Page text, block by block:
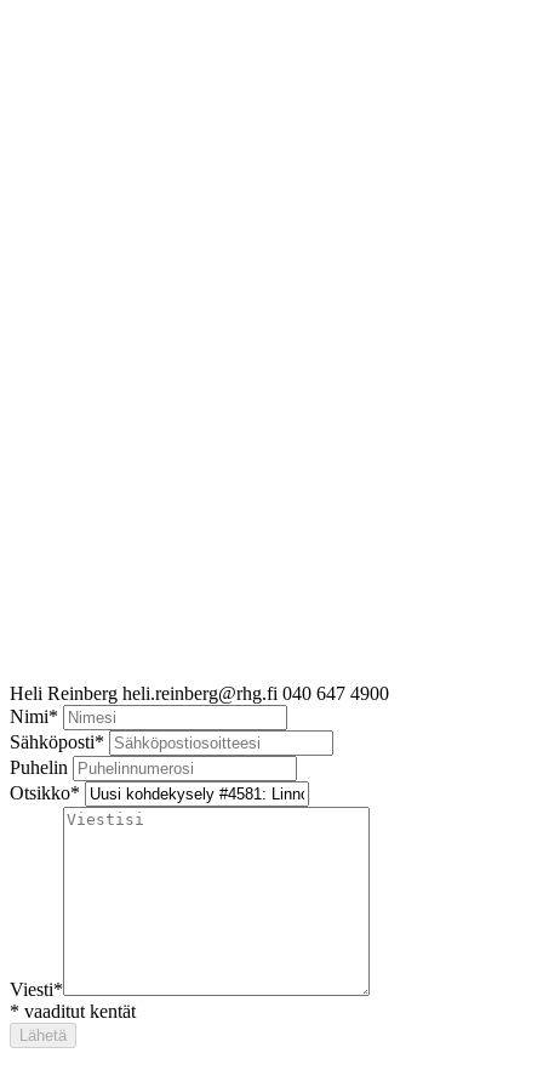
Heli Reinberg heli.reinberg@rhg.fi 040 647 4900
Nimi*
Sähköposti*
Puhelin
Otsikko*
Viesti*
* vaaditut kentät